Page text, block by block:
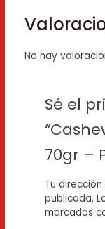
No hay
Sé el
70gr –
Tu
publicada.
marcados